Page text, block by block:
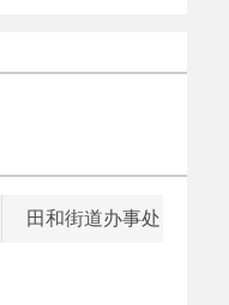
田和街道办事处